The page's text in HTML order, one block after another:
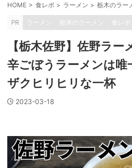
HOME > 食レポ > ラーメン > 栃木のラー
PR ラーメン 栃木のラーメン 食レポ
【栃木佐野】佐野ラー
辛ごぼうラーメンは唯
ザクヒリヒリな一杯
2023-03-18